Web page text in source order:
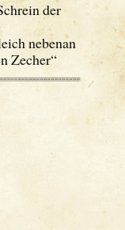
der
nebenan
Zecher“